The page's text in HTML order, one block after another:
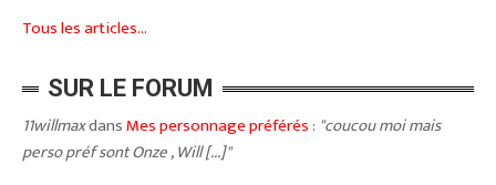
Tous les articles...
SUR LE FORUM
11willmaxdansMes personnage préférés : "coucou moi mais
perso préf sont Onze , Will [...]"